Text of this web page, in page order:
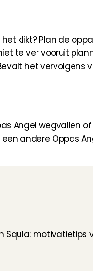
klikt? Plan de
te ver vooruit
het vervolgens
Angel wegvallen
andere Oppas
Squla: motivatietips